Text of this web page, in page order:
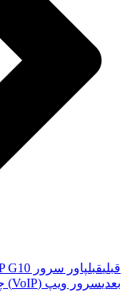
قبلیقبلپاور سرور HP G10
بعدیسرور ویپ (VoIP) چیست؟ کاربرد و انواع آن